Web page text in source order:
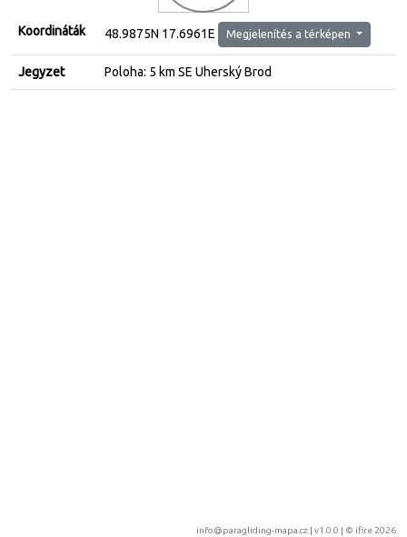
Koordináták 48.9875N 17.6961E Megjelenítés a térképen
Jegyzet Poloha: 5 km SE Uherský Brod
info@paragliding-mapa.cz | v1.0.0 | © ifire 2026